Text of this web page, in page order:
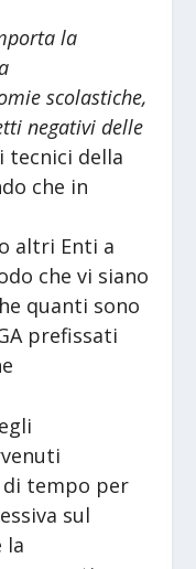
la
scolastiche,
negativi delle
tecnici della
che in
altri Enti a
che vi siano
quanti sono
prefissati
di tempo per
sul
la